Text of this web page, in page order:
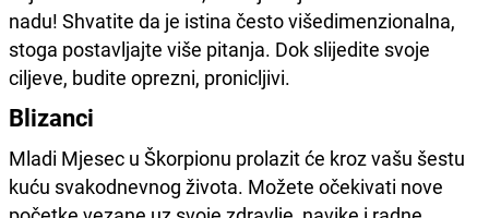
nadu! Shvatite da je istina često višedimenzionalna,
stoga postavljajte više pitanja. Dok slijedite svoje
ciljeve, budite oprezni, pronicljivi.
Blizanci
Mladi Mjesec u Škorpionu prolazit će kroz vašu šestu
kuću svakodnevnog života. Možete očekivati nove